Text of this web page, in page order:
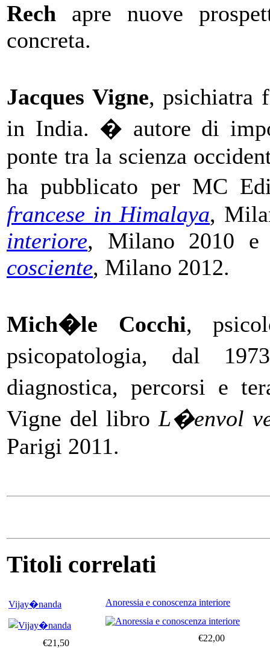
Rech apre nuove
concreta.
Jacques Vigne, psichiatra
in India. � autore di
ponte tra la scienza
ha pubblicato per MC
francese in Himalaya,
interiore, Milano 2010
cosciente, Milano 2012.
Mich�le Cocchi,
psicopatologia, dal
diagnostica, percorsi e
Vigne del libro L�envol
Parigi 2011.
Titoli correlati
Vijay�nanda
€21,50
Anoressia e conoscenza interiore
€22,00